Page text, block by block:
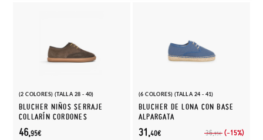
(2 COLORES) (TALLA 28 - 40)
BLUCHER NIÑOS SERRAJE
COLLARÍN CORDONES
46,95€
(6 COLORES) (TALLA 24 - 41)
BLUCHER DE LONA CON BASE
ALPARGATA
36,95€ (-15%)
31,40€